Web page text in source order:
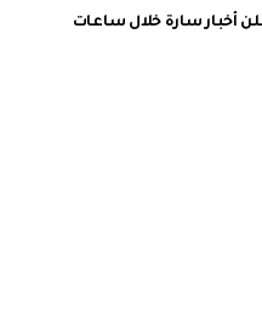
أخبار سارة خلال ساعات